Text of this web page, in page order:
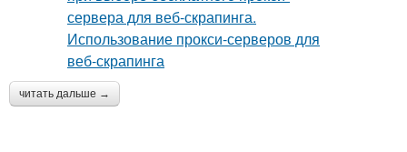
читать дальше →